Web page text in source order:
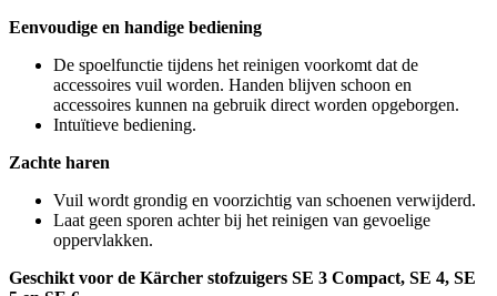
Eenvoudige en handige bediening
De spoelfunctie tijdens het reinigen voorkomt dat de
accessoires vuil worden. Handen blijven schoon en
accessoires kunnen na gebruik direct worden opgeborgen.
Intuïtieve bediening.
Zachte haren
Vuil wordt grondig en voorzichtig van schoenen verwijderd.
Laat geen sporen achter bij het reinigen van gevoelige
oppervlakken.
Geschikt voor de Kärcher stofzuigers SE 3 Compact, SE 4, SE